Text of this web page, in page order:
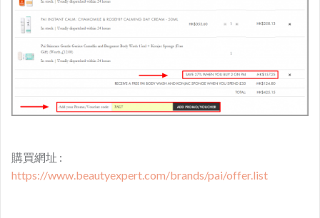
購買網址 :
https://www.beautyexpert.com/brands/pai/offer.list